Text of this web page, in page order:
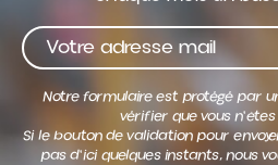
Notre formulaire est protégé par
vérifier que vous
Si le bouton de validation pour
pas d'ici quelques instants, nous